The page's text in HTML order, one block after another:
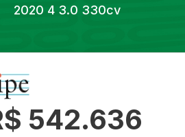
2020 4 3.0 330cv
542.636